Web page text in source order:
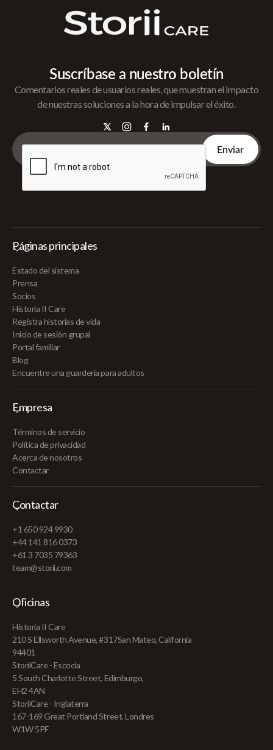
Suscríbase a nuestro boletín
Comentarios reales de usuarios reales, que muestran el impacto
de nuestras soluciones a la hora de impulsar el éxito.
Páginas principales
Estado del sistema
Prensa
Socios
Historia II Care
Registra historias de vida
Inicio de sesión grupal
Portal familiar
Blog
Encuentre una guardería para adultos
Empresa
Términos de servicio
Política de privacidad
Acerca de nosotros
Contactar
Contactar
+1 650 924 9930
+44 141 816 0373
+61 3 7035 79363
team@storii.com
Oficinas
Historia II Care
210 S Ellsworth Avenue, #317San Mateo, California
94401
StoriiCare - Escocia
5 South Charlotte Street, Edimburgo,
EH2 4AN
StoriiCare - Inglaterra
167-169 Great Portland Street, Londres
W1W 5PF